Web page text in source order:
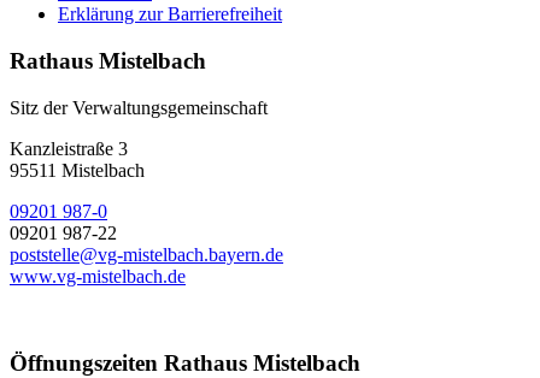
Erklärung zur Barrierefreiheit
Rathaus Mistelbach
Sitz der Verwaltungsgemeinschaft
Kanzleistraße 3
95511 Mistelbach
09201 987-0
09201 987-22
poststelle@vg-mistelbach.bayern.de
www.vg-mistelbach.de
Öffnungszeiten Rathaus Mistelbach